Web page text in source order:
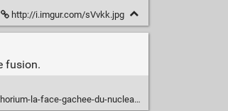
http://i.imgur.com/sVvkk.jpg
fusion.
gachee-du-nucleaire?autoplay=1